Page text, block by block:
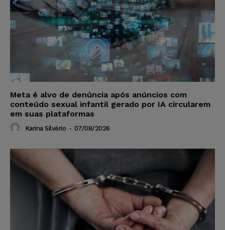
Meta é alvo de denúncia após anúncios com
conteúdo sexual infantil gerado por IA circularem
em suas plataformas
Karina Silvério - 07/08/2026